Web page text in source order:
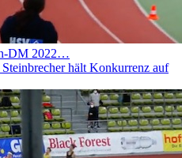
DM 2022…
hält Konkurrenz auf